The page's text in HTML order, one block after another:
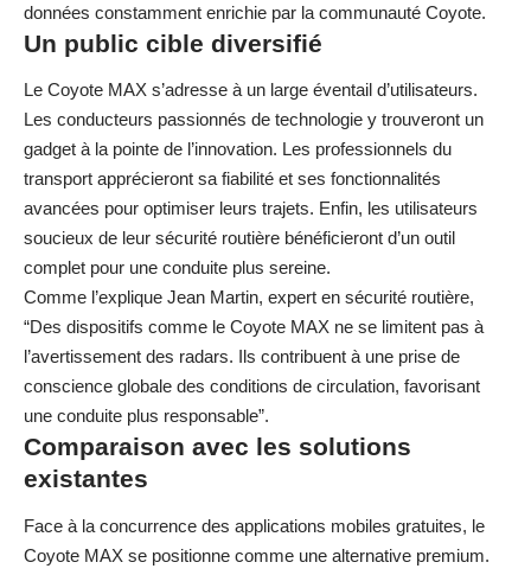
données constamment enrichie par la communauté Coyote.
Un public cible diversifié
Le Coyote MAX s’adresse à un large éventail d’utilisateurs.
Les conducteurs passionnés de technologie y trouveront un
gadget à la pointe de l’innovation. Les professionnels du
transport apprécieront sa fiabilité et ses fonctionnalités
avancées pour optimiser leurs trajets. Enfin, les utilisateurs
soucieux de leur sécurité routière bénéficieront d’un outil
complet pour une conduite plus sereine.
Comme l’explique Jean Martin, expert en sécurité routière,
“Des dispositifs comme le Coyote MAX ne se limitent pas à
l’avertissement des radars. Ils contribuent à une prise de
conscience globale des conditions de circulation, favorisant
une conduite plus responsable”.
Comparaison avec les solutions
existantes
Face à la concurrence des applications mobiles gratuites, le
Coyote MAX se positionne comme une alternative premium.